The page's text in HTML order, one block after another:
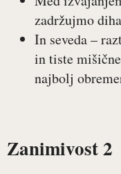
zadržujmo
In seveda –
in tiste
najbolj
Zanimivost 2